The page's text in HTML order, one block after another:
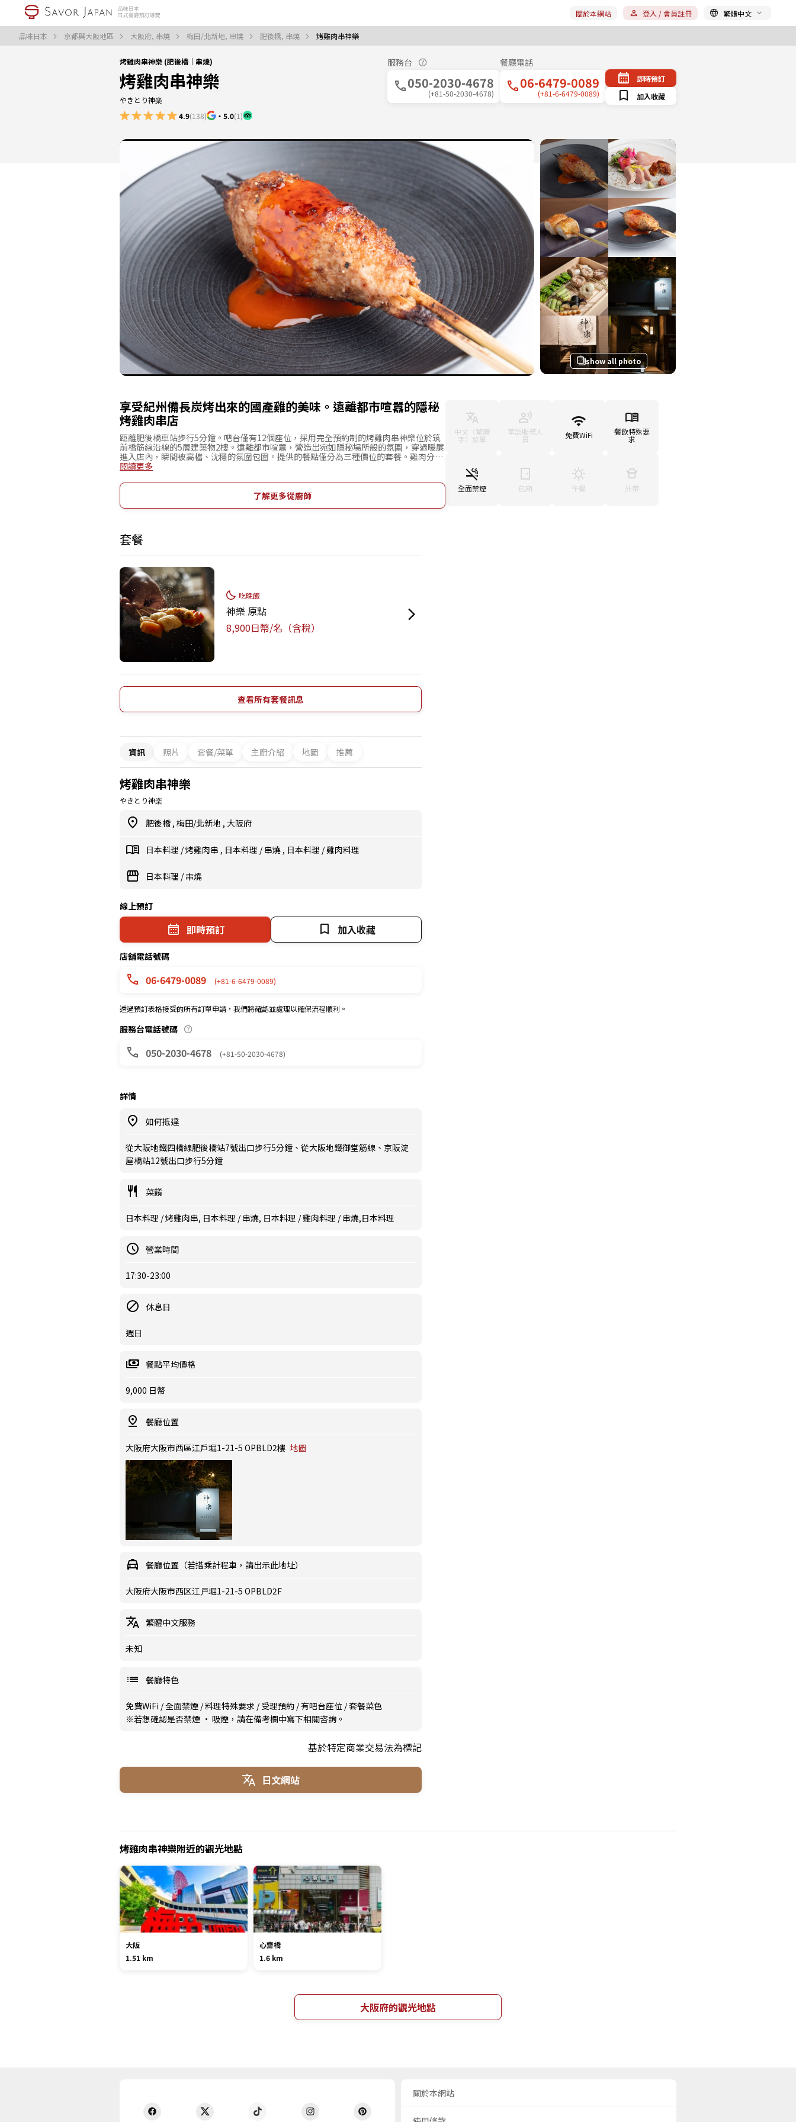
品味日本 京都與大阪地區 大阪府, 串燒 梅田/北新地, 串燒 肥後橋, 串燒 烤雞肉串神樂
關於本網站 登入 / 會員註冊 繁體中文
烤雞肉串神樂 (肥後橋｜串燒)
烤雞肉串神樂
やきとり神楽
4.9(138) ・ 5.0(1)
服務台
050-2030-4678
(+81-50-2030-4678)
餐廳電話
06-6479-0089
(+81-6-6479-0089)
即時預訂
加入收藏
show all photo
享受紀州備長炭烤出來的國產雞的美味。遠離都市喧囂的隱秘
烤雞肉串店
距離肥後橋車站步行5分鐘。吧台僅有12個座位，採用完全預約制的烤雞肉串神樂位於筑
前橋筋線沿線的5層建築物2樓。遠離都市喧囂，營造出宛如隱秘場所般的氛圍，穿過暖簾
進入店內，瞬間被高檔、沈穩的氛圍包圍。提供的餐點僅分為三種價位的套餐。雞肉分別
選用熟成肉及當日現宰的雞肉，作為完全預約制的店鋪，根據當天預約的數量處理全雞。
味其中的美味。此外，店內還備有與國產雞絕配的日本酒，能夠發現國產雞的美味與日本
閱讀更多
了解更多從廚師
中文（繁體
字）菜單
華語服務人
員 免費WiFi 餐飲特殊要
求
全面禁煙 包廂 午餐 外帶
套餐
吃晚飯
神樂 原點
8,900日幣/名（含稅）
查看所有套餐訊息
資訊 照片 套餐/菜單 主廚介紹 地圖 推薦
烤雞肉串神樂
やきとり神楽
肥後橋 , 梅田/北新地 , 大阪府
日本料理 /烤雞肉串 , 日本料理 /串燒 , 日本料理 /雞肉料理
日本料理 /串燒
線上預訂
即時預訂 加入收藏
店舖電話號碼
06-6479-0089 (+81-6-6479-0089)
透過預訂表格接受的所有訂單申請，我們將確認並處理以確保流程順利。
服務台電話號碼
050-2030-4678 (+81-50-2030-4678)
詳情
如何抵達
從大阪地鐵四橋線肥後橋站7號出口步行5分鐘、從大阪地鐵御堂筋線、京阪淀
屋橋站12號出口步行5分鐘
菜餚
日本料理 / 烤雞肉串, 日本料理 / 串燒, 日本料理 / 雞肉料理 / 串燒,日本料理
營業時間
17:30-23:00
休息日
週日
餐點平均價格
9,000 日幣
餐廳位置
大阪府大阪市西區江戶堀1-21-5 OPBLD2樓 地圖
餐廳位置（若搭乘計程車，請出示此地址）
大阪府大阪市西区江戸堀1-21-5 OPBLD2F
繁體中文服務
未知
餐廳特色
免費WiFi /全面禁煙 /料理特殊要求 /受理預約 /有吧台座位 /套餐菜色
※若想確認是否禁煙 · 吸煙，請在備考欄中寫下相關咨詢。
基於特定商業交易法為標記
日文網站
烤雞肉串神樂附近的觀光地點
大阪
1.51 km
心齋橋
1.6 km
大阪府的觀光地點
關於本網站